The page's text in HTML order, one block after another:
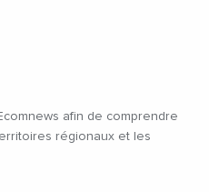
afin de comprendre
régionaux et les